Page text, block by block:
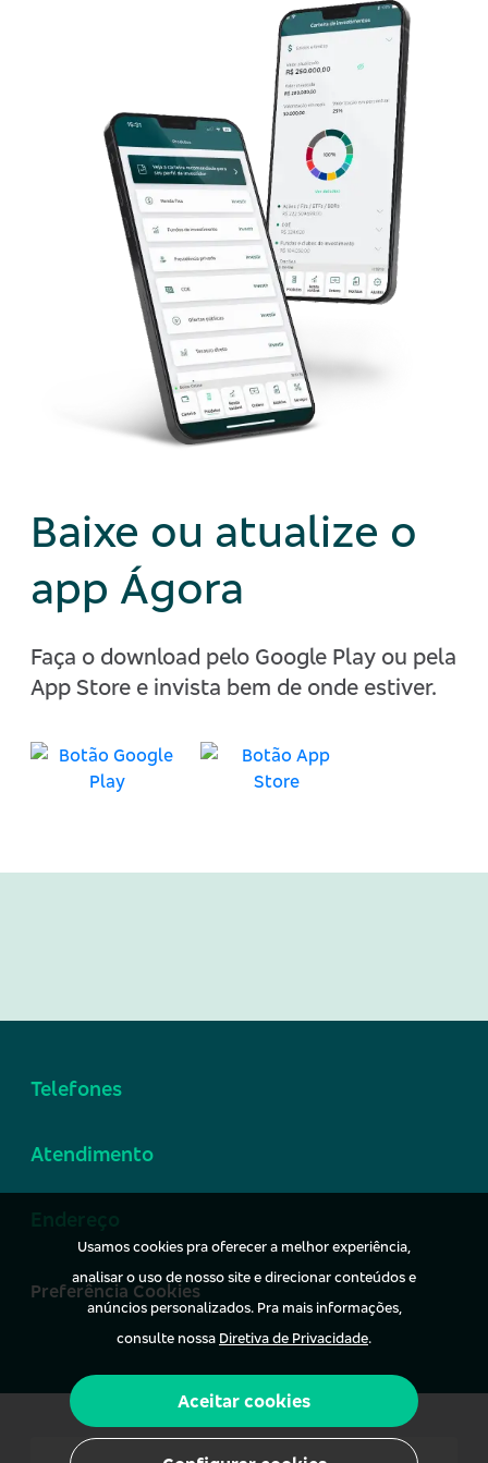
Baixe ou atualize o
app Ágora
Faça o download pelo Google Play ou pela
App Store e invista bem de onde estiver.
Telefones
Atendimento
Endereço
Preferência Cookies
Usamos cookies pra oferecer a melhor experiência,
analisar o uso de nosso site e direcionar conteúdos e
anúncios personalizados. Pra mais informações,
consulte nossa Diretiva de Privacidade.
Aceitar cookies